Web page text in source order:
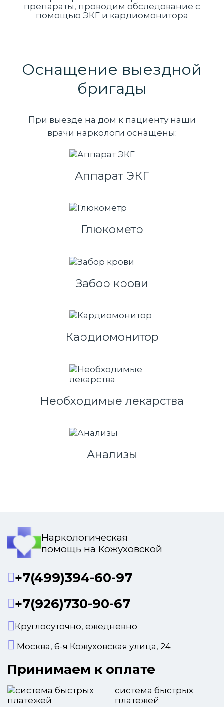
препараты, проводим обследование с
помощью ЭКГ и кардиомонитора
Оснащение выездной
бригады
При выезде на дом к пациенту наши
врачи наркологи оснащены:
Аппарат ЭКГ
Глюкометр
Забор крови
Кардиомонитор
Необходимые лекарства
Анализы
Наркологическая
помощь на Кожуховской
+7(499)394-60-97
+7(926)730-90-67
Круглосуточно, ежедневно
Москва, 6-я Кожуховская улица, 24
Принимаем к оплате
система быстрых
платежей